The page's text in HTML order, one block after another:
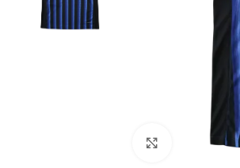
Click to enlarge